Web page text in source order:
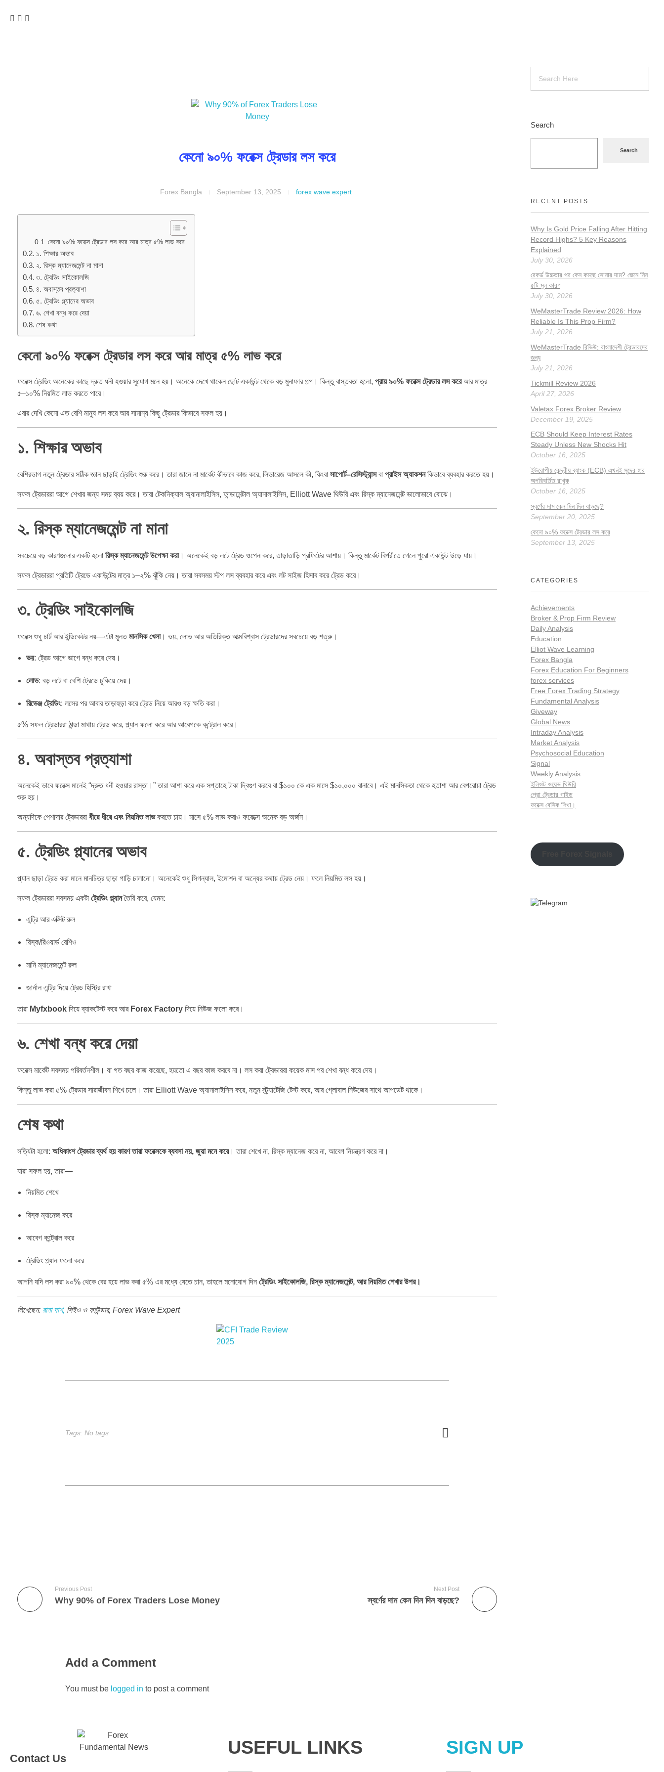
কেনো ৯০% ফরেক্স ট্রেডার লস করে
September 13, 2025 forex wave expert
Forex Bangla
কেনো ৯০% ফরেক্স ট্রেডার লস করে আর মাত্র ৫% লাভ করে
১. শিক্ষার অভাব
২. রিস্ক ম্যানেজমেন্ট না মানা
৩. ট্রেডিং সাইকোলজি
৪. অবাস্তব প্রত্যাশা
৫. ট্রেডিং প্ল্যানের অভাব
৬. শেখা বন্ধ করে দেয়া
শেষ কথা
কেনো ৯০% ফরেক্স ট্রেডার লস করে আর মাত্র ৫% লাভ করে
ফরেক্স ট্রেডিং অনেকের কাছে দ্রুত ধনী হওয়ার সুযোগ মনে হয়। অনেকে দেখে থাকেন ছোট একাউন্ট থেকে বড় মুনাফার গল্প। কিন্তু বাস্তবতা হলো, প্রায় ৯০% ফরেক্স ট্রেডার লস করেআর মাত্র
৫–১০% নিয়মিত লাভ করতে পারে।
এবার দেখি কেনো এত বেশি মানুষ লস করে আর সামান্য কিছু ট্রেডার কিভাবে সফল হয়।
১. শিক্ষার অভাব
বেশিরভাগ নতুন ট্রেডার সঠিক জ্ঞান ছাড়াই ট্রেডিং শুরু করে। তারা জানে না মার্কেট কীভাবে কাজ করে, লিভারেজ আসলে কী, কিংবা সাপোর্ট–রেসিস্ট্যান্সবা প্রাইস অ্যাকশনকিভাবে ব্যবহার করতে হয়।
সফল ট্রেডাররা আগে শেখার জন্য সময় ব্যয় করে। তারা টেকনিক্যাল অ্যানালাইসিস, ফান্ডামেন্টাল অ্যানালাইসিস, Elliott Wave থিউরি এবং রিস্ক ম্যানেজমেন্ট ভালোভাবে বোঝে।
২. রিস্ক ম্যানেজমেন্ট না মানা
সবচেয়ে বড় কারণগুলোর একটি হলো রিস্ক ম্যানেজমেন্ট উপেক্ষা করা। অনেকেই বড় লটে ট্রেড ওপেন করে, তাড়াতাড়ি প্রফিটের আশায়। কিন্তু মার্কেট বিপরীতে গেলে পুরো একাউন্ট উড়ে যায়।
সফল ট্রেডাররা প্রতিটি ট্রেডে একাউন্টের মাত্র ১–২% ঝুঁকি নেয়। তারা সবসময় স্টপ লস ব্যবহার করে এবং লট সাইজ হিসাব করে ট্রেড করে।
৩. ট্রেডিং সাইকোলজি
ফরেক্স শুধু চার্ট আর ইন্ডিকেটর নয়—এটা মূলতমানসিক খেলা। ভয়, লোভ আর অতিরিক্ত আত্মবিশ্বাস ট্রেডারদের সবচেয়ে বড় শত্রু।
ভয়: ট্রেড আগে ভাগে বন্ধ করে দেয়।
লোভ: বড় লটে বা বেশি ট্রেডে ঢুকিয়ে দেয়।
রিভেঞ্জ ট্রেডিং: লসের পর আবার তাড়াহুড়া করে ট্রেড নিয়ে আরও বড় ক্ষতি করা।
৫% সফল ট্রেডাররা ঠান্ডা মাথায় ট্রেড করে, প্ল্যান ফলো করে আর আবেগকে কন্ট্রোল করে।
৪. অবাস্তব প্রত্যাশা
অনেকেই ভাবে ফরেক্স মানেই “দ্রুত ধনী হওয়ার রাস্তা।” তারা আশা করে এক সপ্তাহে টাকা দ্বিগুণ করবে বা $১০০ কে এক মাসে $১০,০০০ বানাবে। এই মানসিকতা থেকে হতাশা আর বেপরোয়া ট্রেড
শুরু হয়।
অন্যদিকে পেশাদার ট্রেডাররা ধীরে ধীরে এবং নিয়মিত লাভকরতে চায়। মাসে ৫% লাভ করাও ফরেক্সে অনেক বড় অর্জন।
৫. ট্রেডিং প্ল্যানের অভাব
প্ল্যান ছাড়া ট্রেড করা মানে মানচিত্র ছাড়া গাড়ি চালানো। অনেকেই শুধু সিগন্যাল, ইমোশন বা অন্যের কথায় ট্রেড নেয়। ফলে নিয়মিত লস হয়।
সফল ট্রেডাররা সবসময় একটা ট্রেডিং প্ল্যানতৈরি করে, যেমন:
এন্ট্রি আর এক্সিট রুল
রিস্ক/রিওয়ার্ড রেশিও
মানি ম্যানেজমেন্ট রুল
জার্নাল এন্ট্রি দিয়ে ট্রেড হিস্ট্রি রাখা
তারা Myfxbook দিয়ে ব্যাকটেস্ট করে আর Forex Factory দিয়ে নিউজ ফলো করে।
৬. শেখা বন্ধ করে দেয়া
ফরেক্স মার্কেট সবসময় পরিবর্তনশীল। যা গত বছর কাজ করেছে, হয়তো এ বছর কাজ করবে না। লস করা ট্রেডাররা কয়েক মাস পর শেখা বন্ধ করে দেয়।
কিন্তু লাভ করা ৫% ট্রেডার সারাজীবন শিখে চলে। তারা Elliott Wave অ্যানালাইসিস করে, নতুন স্ট্র্যাটেজি টেস্ট করে, আর গ্লোবাল নিউজের সাথে আপডেট থাকে।
শেষ কথা
সত্যিটা হলো: অধিকাংশ ট্রেডার ব্যর্থ হয় কারণ তারা ফরেক্সকে ব্যবসা নয়, জুয়া মনে করে। তারা শেখে না, রিস্ক ম্যানেজ করে না, আবেগ নিয়ন্ত্রণ করে না।
যারা সফল হয়, তারা—
নিয়মিত শেখে
রিস্ক ম্যানেজ করে
আবেগ কন্ট্রোল করে
ট্রেডিং প্ল্যান ফলো করে
আপনি যদি লস করা ৯০% থেকে বের হয়ে লাভ করা ৫% এর মধ্যে যেতে চান, তাহলে মনোযোগ দিন ট্রেডিং সাইকোলজি, রিস্ক ম্যানেজমেন্ট, আর নিয়মিত শেখার উপর।
লিখেছেন: রানা দাশ, সিইও ও ফাউন্ডার, Forex Wave Expert
Tags: No tags
Previous Post
Why 90% of Forex Traders Lose Money
Next Post
স্বর্ণের দাম কেন দিন দিন বাড়ছে?
Add a Comment
You must be logged into post a comment
Search
Search
RECENT POSTS
Why Is Gold Price Falling After Hitting
Record Highs? 5 Key Reasons
Explained
July 30, 2026
রেকর্ড উচ্চতার পর কেন কমছে সোনার দাম? জেনে নিন
৫টি মূল কারণ
July 30, 2026
WeMasterTrade Review 2026: How
Reliable Is This Prop Firm?
July 21, 2026
WeMasterTrade রিভিউ: বাংলাদেশী ট্রেডারদের
জন্য
July 21, 2026
Tickmill Review 2026
April 27, 2026
Valetax Forex Broker Review
December 19, 2025
ECB Should Keep Interest Rates
Steady Unless New Shocks Hit
October 16, 2025
ইউরোপীয় কেন্দ্রীয় ব্যাংক (ECB) এখনই সুদের হার
অপরিবর্তিত রাখুক
October 16, 2025
স্বর্ণের দাম কেন দিন দিন বাড়ছে?
September 20, 2025
কেনো ৯০% ফরেক্স ট্রেডার লস করে
September 13, 2025
CATEGORIES
Achievements
Broker & Prop Firm Review
Daily Analysis
Education
Elliot Wave Learning
Forex Bangla
Forex Education For Beginners
forex services
Free Forex Trading Strategy
Fundamental Analysis
Giveway
Global News
Intraday Analysis
Market Analysis
Psychosocial Education
Signal
Weekly Analysis
ইলিওট ওয়েভ থিউরি
প্রো ট্রেডার গাইড
ফরেক্স বেসিক শিখা।
Contact Us
USEFUL LINKS SIGN UP